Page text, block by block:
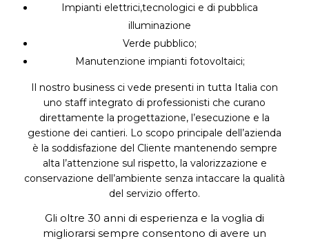
Impianti elettrici,tecnologici e di pubblica
illuminazione
Verde pubblico;
Manutenzione impianti fotovoltaici;
Il nostro business ci vede presenti in tutta Italia con
uno staff integrato di professionisti che curano
direttamente la progettazione, l’esecuzione e la
gestione dei cantieri. Lo scopo principale dell’azienda
è la soddisfazione del Cliente mantenendo sempre
alta l’attenzione sul rispetto, la valorizzazione e
conservazione dell’ambiente senza intaccare la qualità
del servizio offerto.
Gli oltre 30 anni di esperienza e la voglia di
migliorarsi sempre consentono di avere un